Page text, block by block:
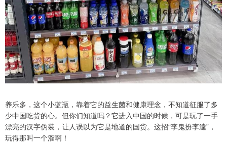
养乐多，这个小蓝瓶，靠着它的益生菌和健康理念，不知道征服了多
少中国吃货的心。但你们知道吗？它进入中国的时候，可是玩了一手
漂亮的汉字伪装，让人误以为它是地道的国货。这招“李鬼扮李逵”，
玩得那叫一个溜啊！